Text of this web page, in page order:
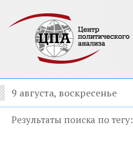
9 августа, воскресенье
Результаты поиска по тегу: